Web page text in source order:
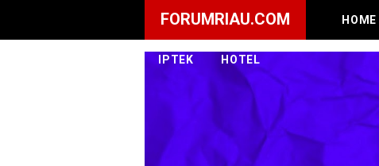
FORUMRIAU.COM HOME
IPTEK HOTEL